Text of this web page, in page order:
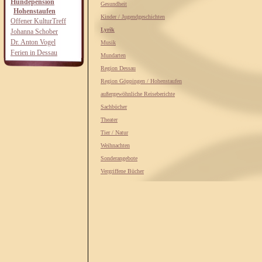
Hundepension
Hohenstaufen
Offener KulturTreff
Johanna Schober
Dr. Anton Vogel
Ferien in Dessau
Gesundheit
Kinder / Jugendgeschichten
Lyrik
Musik
Mundarten
Region Dessau
Region Göppingen / Hohenstaufen
außergewöhnliche Reiseberichte
Sachbücher
Theater
Tier / Natur
Weihnachten
Sonderangebote
Vergriffene Bücher